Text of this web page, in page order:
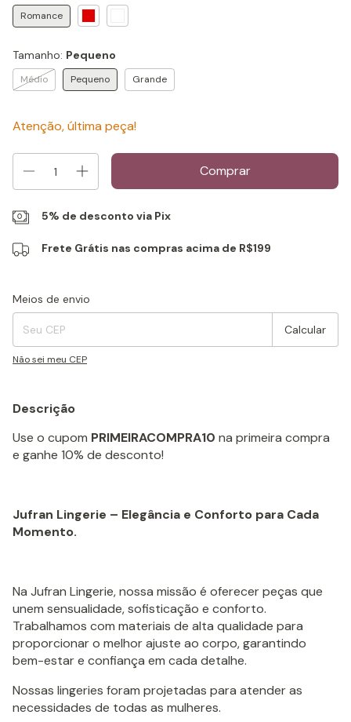
Romance
Tamanho: Pequeno
Médio Pequeno Grande
Atenção, última peça!
5% de desconto via Pix
Frete Grátis nas compras acima de R$199
Entregas para o CEP:
Meios de envio
Calcular
Não sei meu CEP
Descrição
Use o cupom PRIMEIRACOMPRA10 na primeira compra
e ganhe 10% de desconto!
Jufran Lingerie – Elegância e Conforto para Cada
Momento.
Na Jufran Lingerie, nossa missão é oferecer peças que
unem sensualidade, sofisticação e conforto.
Trabalhamos com materiais de alta qualidade para
proporcionar o melhor ajuste ao corpo, garantindo
bem-estar e confiança em cada detalhe.
Nossas lingeries foram projetadas para atender as
necessidades de todas as mulheres.